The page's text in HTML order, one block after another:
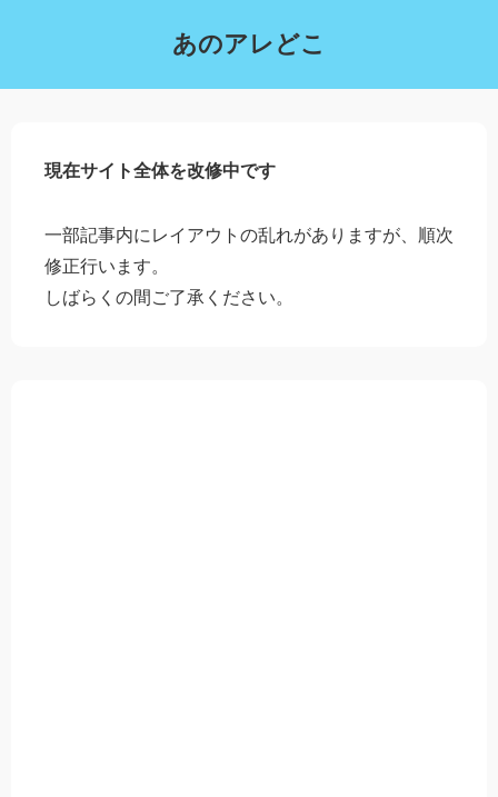
あのアレどこ
現在サイト全体を改修中です
一部記事内にレイアウトの乱れがありますが、順次
修正行います。
しばらくの間ご了承ください。